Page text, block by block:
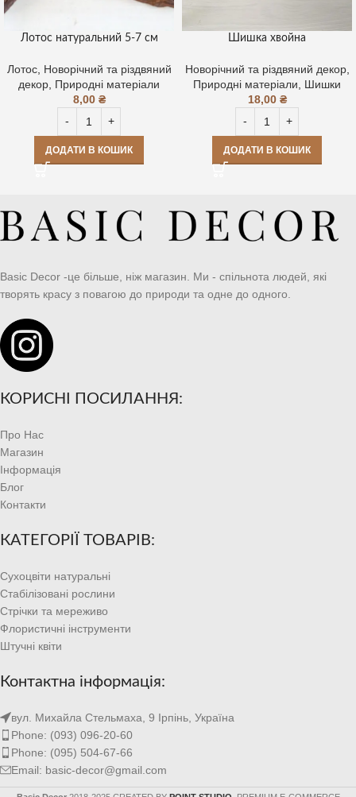
Лотос натуральний 5-7 см
Лотос, Новорічний та різдвяний
декор Природні матеріали
8,00 ₴
ДОДАТИ В КОШИК
Шишка хвойна
Новорічний та різдвяний декор,
Природні матеріали
Шишки
18,00 ₴
ДОДАТИ В КОШИК
Basic Decor -це більше, ніж магазин. Ми - спільнота людей, які
творять красу з повагою до природи та одне до одного.
КОРИСНІ ПОСИЛАННЯ:
Про Нас
Магазин
Інформація
Блог
Контакти
КАТЕГОРІЇ ТОВАРІВ:
Сухоцвіти натуральні
Стабілізовані рослини
Стрічки та мереживо
Флористичні інструменти
Штучні квіти
Контактна інформація:
вул. Михайла Стельмаха, 9 Ірпінь, Україна
Phone: (093) 096-20-60
Phone: (095) 504-67-66
Email: basic-decor@gmail.com